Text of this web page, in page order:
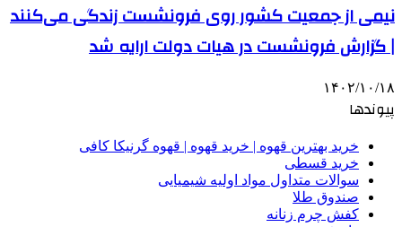
نیمی از جمعیت کشور روی فرونشست زندگی می‌کنند
| گزارش فرونشست در هیات دولت ارایه شد
۱۴۰۲/۱۰/۱۸
پیوندها
خرید بهترین قهوه | خرید قهوه | قهوه گرنیکا کافی
خرید قسطی
سوالات متداول مواد اولیه شیمیایی
صندوق طلا
کفش چرم زنانه